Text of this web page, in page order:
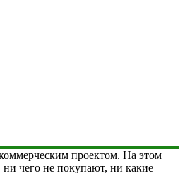
проектом. На этом
ни чего не покупают, ни какие